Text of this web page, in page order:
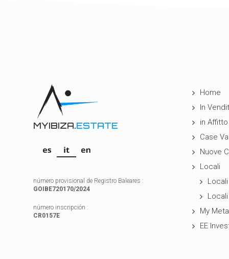
MYIBIZA.ESTATE
número provisional de Registro Baleares :
GOIBE720170/2024
número inscripción :
CR0157E
Home
In
in Affitto
Case
Nuove
Locali
My
EE